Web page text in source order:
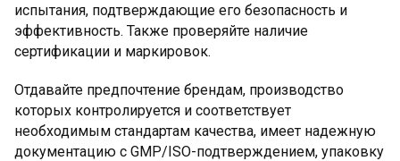
испытания, подтверждающие его безопасность и
эффективность. Также проверяйте наличие
сертификации и маркировок.
Отдавайте предпочтение брендам, производство
которых контролируется и соответствует
необходимым стандартам качества, имеет надежную
документацию с GMP/ISO-подтверждением, упаковку